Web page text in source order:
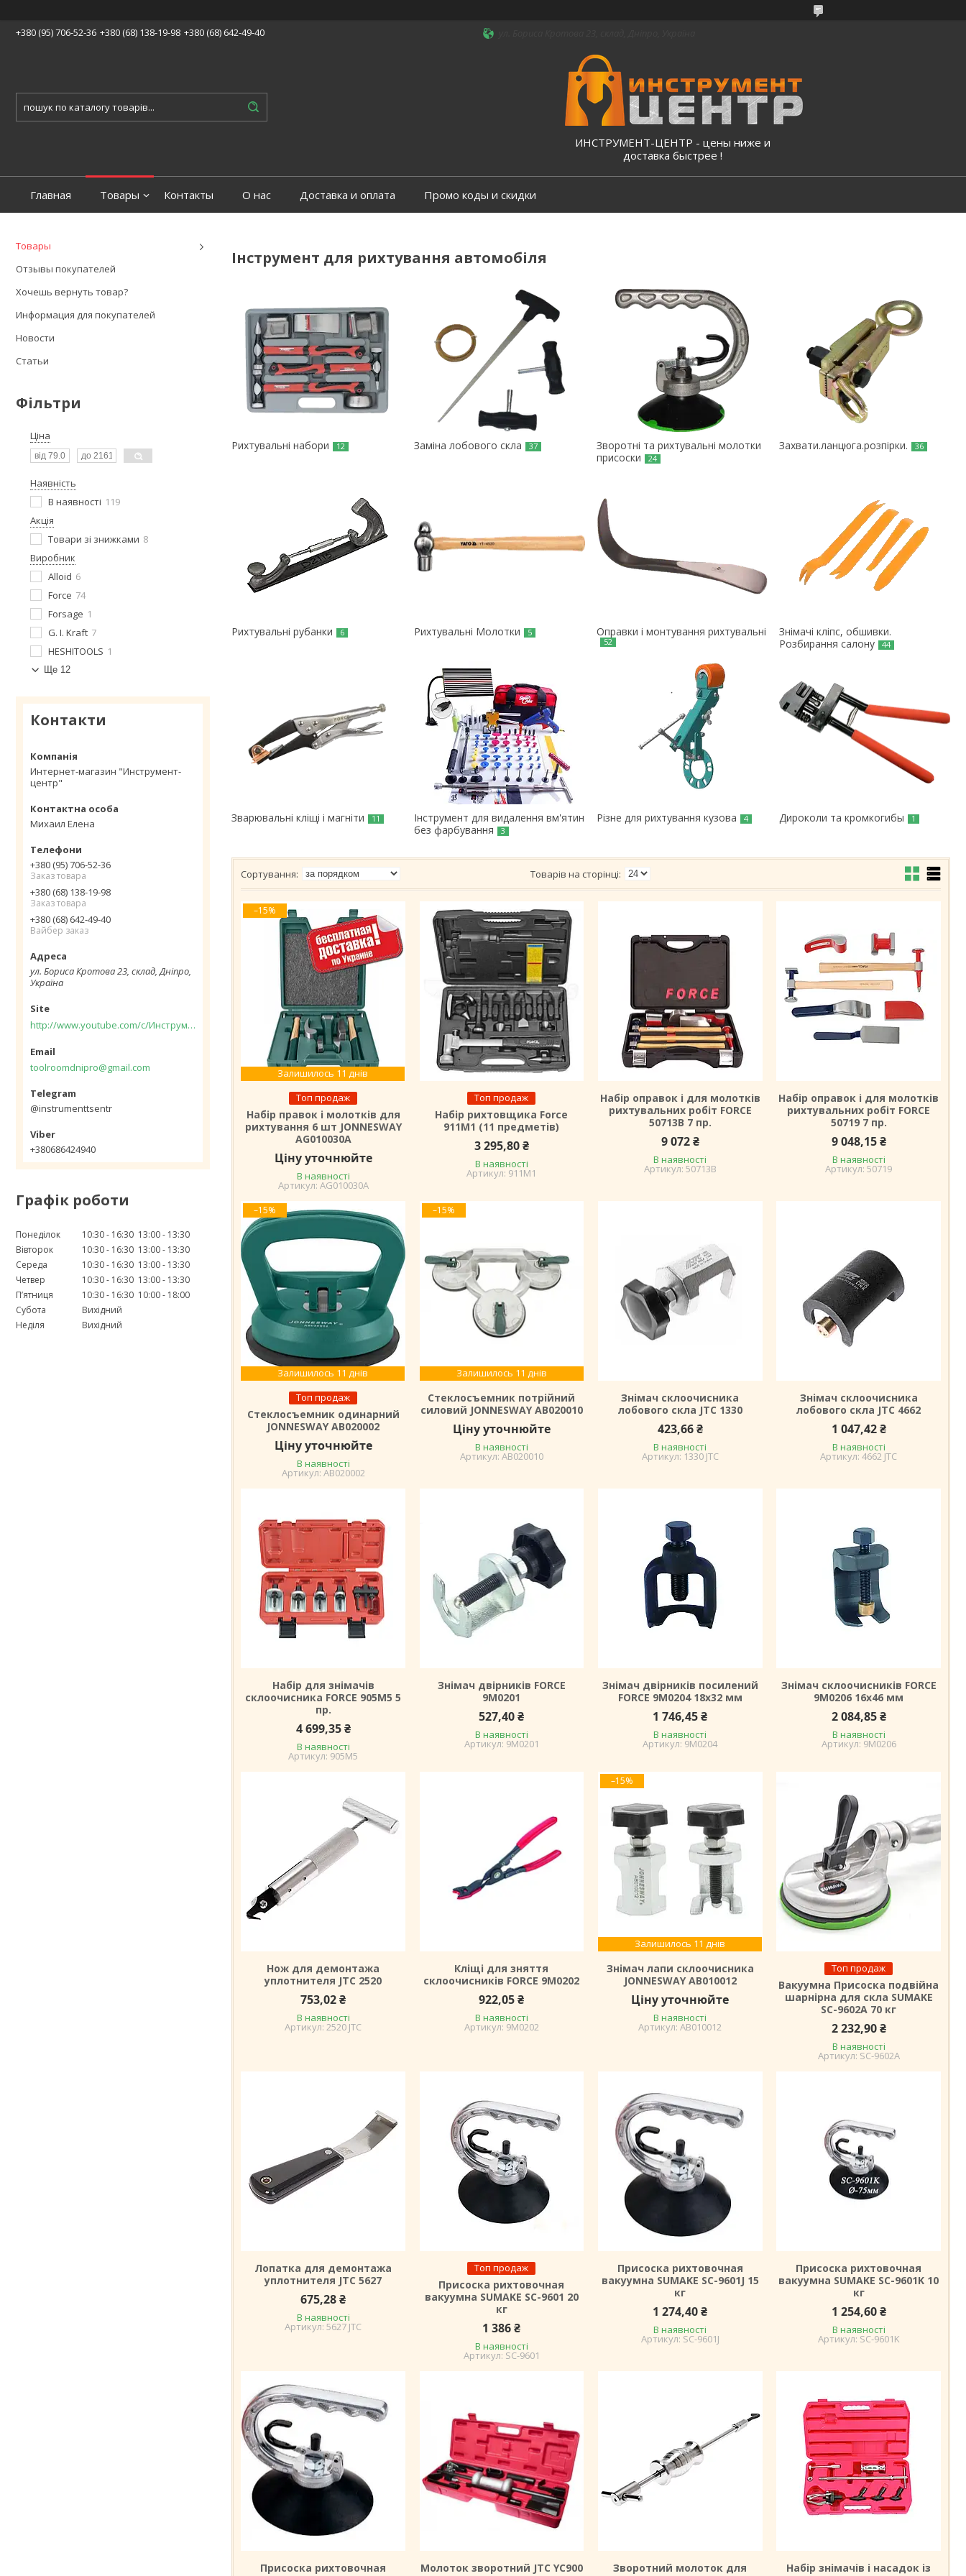
+380 (95) 706-52-36 +380 (68) 138-19-98 +380 (68) 642-49-40
ИНСТРУМЕНТ-ЦЕНТР - цены ниже и
доставка быстрее !
Главная Товары Контакты О нас Доставка и оплата Промо коды и скидки
Товары
Отзывы покупателей
Хочешь вернуть товар?
Информация для покупателей
Новости
Статьи
Фільтри
Ціна
Наявність
В наявності 119
Акція
Товари зі знижками 8
Виробник
Alloid 6
Force 74
Forsage 1
G. I. Kraft 7
HESHITOOLS 1
Ще 12
Контакти
Интернет-магазин "Инструмент-
центр"
Михаил Елена
+380 (95) 706-52-36
Заказ товара
+380 (68) 138-19-98
Заказ товара
+380 (68) 642-49-40
Вайбер заказ
ул. Бориса Кротова 23, склад, Дніпро,
Україна
http://www.youtube.com/c/Инструментцентр12
toolroomdnipro@gmail.com
@instrumenttsentr
+380686424940
Графік роботи
Понеділок 10:30 16:30 13:00
13:30
Вівторок
10:30 16:30 13:00
13:30
Середа
10:30 16:30 13:00
13:30
Четвер
10:30 16:30 13:00
13:30
Пʼятниця
10:30 16:30 10:00
18:00
Субота
Вихідний
Неділя
Вихідний
Інструмент для рихтування автомобіля
Рихтувальні набори 12 Заміна лобового скла 37
Зворотні та рихтувальні молотки
присоски
24
Захвати.ланцюга.розпірки. 36
Рихтувальні рубанки 6 Рихтувальні Молотки 5 Оправки і монтування рихтувальні
52
Знімачі кліпс, обшивки.
Розбирання салону
44
Зварювальні кліщі і магніти 11
Інструмент для видалення вм'ятин
без фарбування
3
Різне для рихтування кузова 4 Дироколи та кромкогибы 1
–15%
Залишилось 11 днів
Топ продаж
Набір правок і молотків для
рихтування 6 шт JONNESWAY
AG010030A
Ціну уточнюйте
В наявності
AG010030A
Топ продаж
Набір рихтовщика Force
911M1 (11 предметів)
3 295,80 ₴
В наявності
911M1
Набір оправок і для молотків
рихтувальних робіт FORCE
50713B 7 пр.
9 072 ₴
В наявності
50713B
Набір оправок і для молотків
рихтувальних робіт FORCE
50719 7 пр.
9 048,15 ₴
В наявності
50719
–15%
Залишилось 11 днів
Топ продаж
Стеклосъемник одинарний
JONNESWAY AB020002
Ціну уточнюйте
В наявності
AB020002
–15%
Залишилось 11 днів
Стеклосъемник потрійний
силовий JONNESWAY AB020010
Ціну уточнюйте
В наявності
AB020010
Знімач склоочисника
лобового скла JTC 1330
423,66 ₴
В наявності
1330 JTC
Знімач склоочисника
лобового скла JTC 4662
1 047,42 ₴
В наявності
4662 JTC
Набір для знімачів
склоочисника FORCE 905M5 5
пр.
4 699,35 ₴
В наявності
905M5
Знімач двірників FORCE
9M0201
527,40 ₴
В наявності
9M0201
Знімач двірників посилений
FORCE 9M0204 18х32 мм
1 746,45 ₴
В наявності
9M0204
Знімач склоочисників FORCE
9M0206 16х46 мм
2 084,85 ₴
В наявності
9M0206
Нож для демонтажа
уплотнителя JTC 2520
753,02 ₴
В наявності
2520 JTC
Кліщі для зняття
склоочисників FORCE 9M0202
922,05 ₴
В наявності
9M0202
–15%
Залишилось 11 днів
Знімач лапи склоочисника
JONNESWAY AB010012
Ціну уточнюйте
В наявності
AB010012
Топ продаж
Вакуумна Присоска подвійна
шарнірна для скла SUMAKE
SC-9602A 70 кг
2 232,90 ₴
В наявності
SC-9602A
Лопатка для демонтажа
уплотнителя JTC 5627
675,28 ₴
В наявності
5627 JTC
Топ продаж
Присоска рихтовочная
вакуумна SUMAKE SC-9601 20
кг
1 386 ₴
В наявності
SC-9601
Присоска рихтовочная
вакуумна SUMAKE SC-9601J 15
кг
1 274,40 ₴
В наявності
SC-9601J
Присоска рихтовочная
вакуумна SUMAKE SC-9601K 10
кг
1 254,60 ₴
В наявності
SC-9601K
Присоска рихтовочная
Молоток зворотний JTC YC900
Зворотний молоток для
Набір знімачів і насадок із